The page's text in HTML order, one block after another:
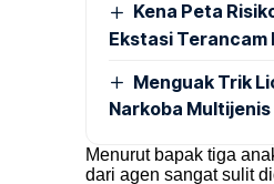
Kena Peta
Ekstasi Terancam
Menguak Trik
Narkoba
Menurut bapak tiga
dari agen sangat sulit